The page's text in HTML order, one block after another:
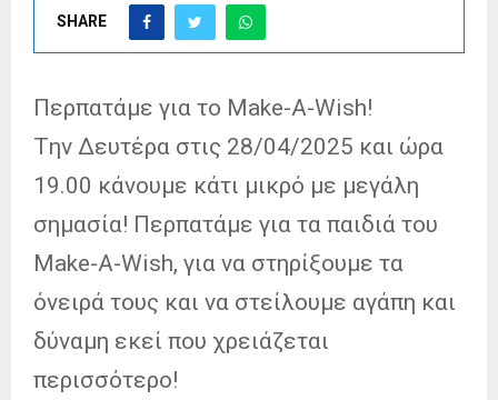
SHARE
Περπατάμε για το Make-A-Wish!
Tην Δευτέρα στις 28/04/2025 και ώρα
19.00 κάνουμε κάτι μικρό με μεγάλη
σημασία! Περπατάμε για τα παιδιά του
Make-A-Wish, για να στηρίξουμε τα
όνειρά τους και να στείλουμε αγάπη και
δύναμη εκεί που χρειάζεται
περισσότερο!